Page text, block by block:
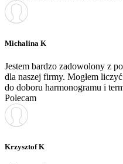
Michalina K
Jestem bardzo zadowolony z
dla naszej firmy. Mogłem
do doboru harmonogramu i
Polecam
Krzysztof K